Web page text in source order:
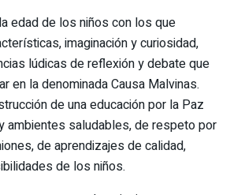
edad de los niños con los que
imaginación y curiosidad,
lúdicas de reflexión y debate que
en la denominada Causa Malvinas.
de una educación por la Paz
ambientes saludables, de respeto por
de aprendizajes de calidad,
de los niños.